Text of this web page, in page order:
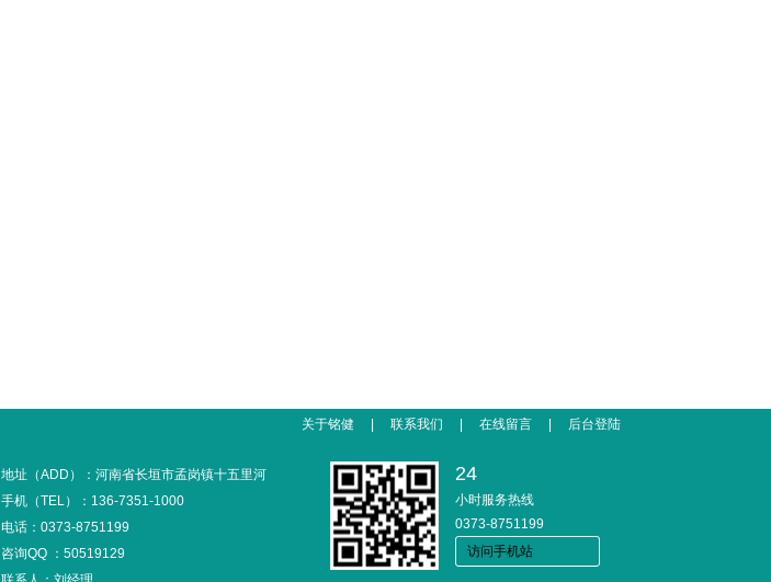
后台登陆
在线留言
联系我们
关于铭健
地址（ADD）：河南省长垣市孟岗镇十五里河
手机（TEL）：136-7351-1000
电话：0373-8751199
咨询QQ ：50519129
24
小时服务热线
0373-8751199
访问手机站